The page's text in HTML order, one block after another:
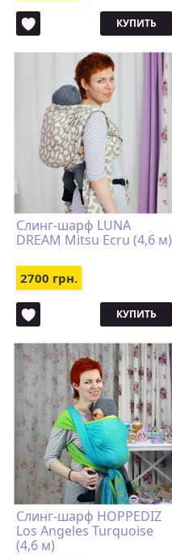
КУПИТЬ
Слинг-шарф LUNA
DREAM Mitsu Ecru (4,6 м)
2700 грн.
КУПИТЬ
Слинг-шарф HOPPEDIZ
Los Angeles Turquoise
(4,6 м)